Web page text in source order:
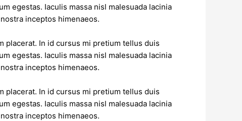
egestas. Iaculis massa nisl malesuada lacinia
inceptos himenaeos.
placerat. In id cursus mi pretium tellus duis
egestas. Iaculis massa nisl malesuada lacinia
inceptos himenaeos.
placerat. In id cursus mi pretium tellus duis
egestas. Iaculis massa nisl malesuada lacinia
inceptos himenaeos.